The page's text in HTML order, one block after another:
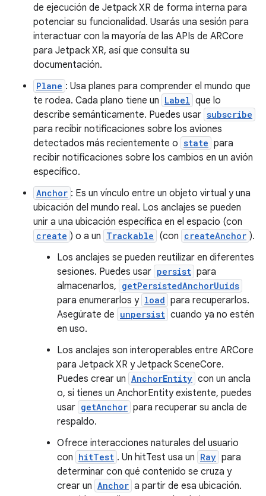
de ejecución de Jetpack XR de forma interna para
potenciar su funcionalidad. Usarás una sesión para
interactuar con la mayoría de las APIs de ARCore
para Jetpack XR, así que consulta su
documentación.
Plane : Usa planes para comprender el mundo que
te rodea. Cada plano tiene un Label que lo
describe semánticamente. Puedes usar subscribe
para recibir notificaciones sobre los aviones
detectados más recientemente o state para
recibir notificaciones sobre los cambios en un avión
específico.
Anchor : Es un vínculo entre un objeto virtual y una
ubicación del mundo real. Los anclajes se pueden
unir a una ubicación específica en el espacio (con
create ) o a un Trackable (con createAnchor ).
Los anclajes se pueden reutilizar en diferentes
sesiones. Puedes usar persist para
almacenarlos, getPersistedAnchorUuids
para enumerarlos y load para recuperarlos.
Asegúrate de unpersist cuando ya no estén
en uso.
Los anclajes son interoperables entre ARCore
para Jetpack XR y Jetpack SceneCore.
Puedes crear un AnchorEntity con un ancla
o, si tienes un AnchorEntity existente, puedes
usar getAnchor para recuperar su ancla de
respaldo.
Ofrece interacciones naturales del usuario
con hitTest . Un hitTest usa un Ray para
determinar con qué contenido se cruza y
crear un Anchor a partir de esa ubicación.